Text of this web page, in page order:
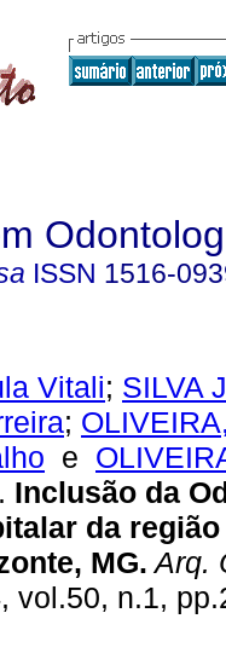
ISSN 1516-
Vitali; SILVA
;
e
. Inclusão da
da
MG. Arq.
vol.50, n.1,